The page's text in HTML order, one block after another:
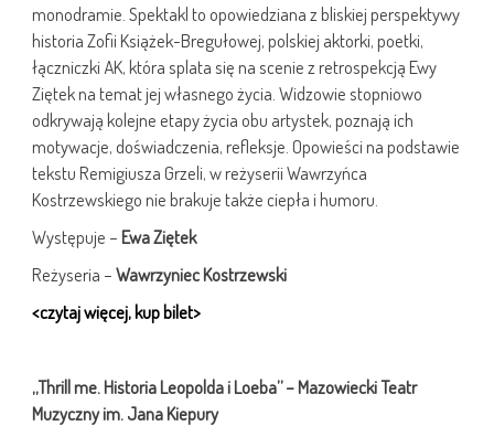
monodramie. Spektakl to opowiedziana z bliskiej perspektywy
historia Zofii Książek-Bregułowej, polskiej aktorki, poetki,
łączniczki AK, która splata się na scenie z retrospekcją Ewy
Ziętek na temat jej własnego życia. Widzowie stopniowo
odkrywają kolejne etapy życia obu artystek, poznają ich
motywacje, doświadczenia, refleksje. Opowieści na podstawie
tekstu Remigiusza Grzeli, w reżyserii Wawrzyńca
Kostrzewskiego nie brakuje także ciepła i humoru.
Występuje –Ewa Ziętek
Reżyseria –Wawrzyniec Kostrzewski
<czytaj więcej, kup bilet>
„Thrill me. Historia Leopolda i Loeba” –Mazowiecki Teatr
Muzyczny im. Jana Kiepury